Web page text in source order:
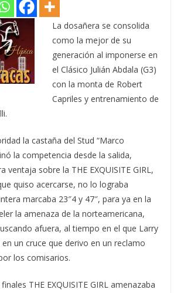
La dosañera se consolida
como la mejor de su
generación al imponerse en
el Clásico Julián Abdala (G3)
con la monta de Robert
Capriles y entrenamiento de
la castaña del Stud “Marco
la competencia desde la salida,
ventaja sobre la THE EXQUISITE GIRL,
quiso acercarse, no lo lograba
marcaba 23″4 y 47″, para ya en la
la amenaza de la norteamericana,
afuera, al tiempo en el que Larry
un cruce que derivo en un reclamo
los comisarios.
THE EXQUISITE GIRL amenazaba